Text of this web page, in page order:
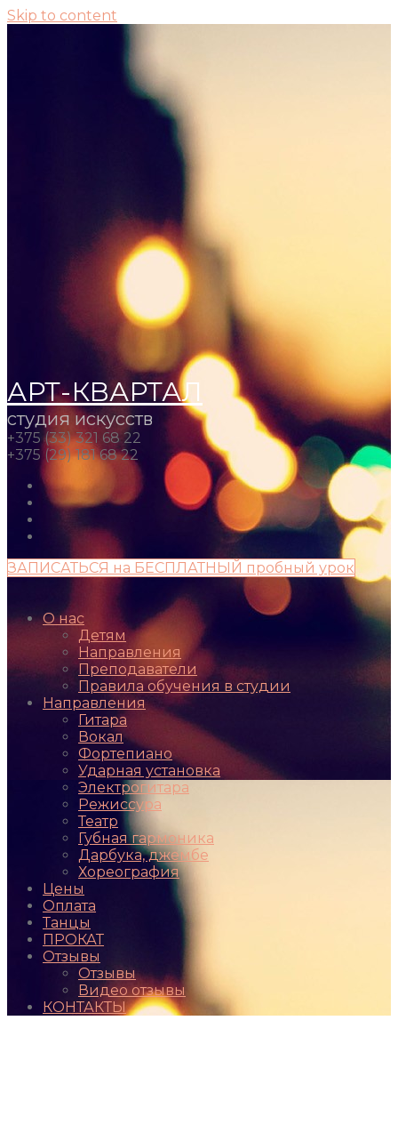
Skip to content
АРТ-КВАРТАЛ
студия искусств
+375 (33) 321 68 22
+375 (29) 181 68 22
ЗАПИСАТЬСЯ на БЕСПЛАТНЫЙ пробный урок
О нас
Детям
Направления
Преподаватели
Правила обучения в студии
Направления
Гитара
Вокал
Фортепиано
Ударная установка
Электрогитара
Режиссура
Театр
Губная гармоника
Дарбука, джембе
Хореография
Цены
Оплата
Танцы
ПРОКАТ
Отзывы
Отзывы
Видео отзывы
КОНТАКТЫ